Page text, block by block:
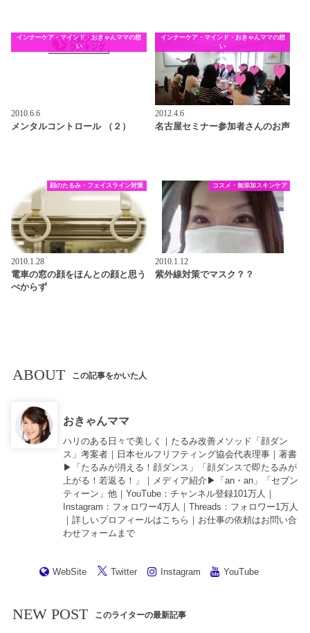
インナーケア・マインド・おきゃんママの想
い
2010.6.6
メンタルコントロール （２）
インナーケア・マインド・おきゃんママの想
い
2012.4.6
名古屋セミナー参加者さんのお声
顔のたるみ・フェイスライン対策
2010.1.28
電車の窓の顔をほんとの顔と思う
べからず
コスメ・無添加スキンケア
2010.1.12
紫外線対策でマスク？？
ABOUT この記事をかいた人
おきゃんママ
ハリのある日々で美しく｜たるみ改善メソッド「顔ダン
ス」考案者｜日本セルフリフティング協会代表理事｜著書
▶︎「 たるみが消える！顔ダンス 」「 顔ダンスで即たるみが
上がる！若返る！ 」｜メディア紹介▶︎「an・an」「セブン
ティーン」他｜YouTube ：チャンネル登録101万人｜
Instagram ：フォロワー4万人｜Threads ：フォロワー1万人
｜詳しいプロフィールはこちら ｜お仕事の依頼はお問い合
わせフォーム まで
WebSite Twitter Instagram YouTube
NEW POST このライターの最新記事